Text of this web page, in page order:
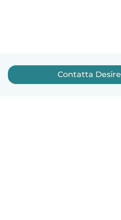
Contatta Desire